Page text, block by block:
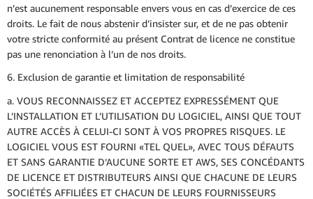
n’est aucunement responsable envers vous en cas d’exercice de ces
droits. Le fait de nous abstenir d’insister sur, et de ne pas obtenir
votre stricte conformité au présent Contrat de licence ne constitue
pas une renonciation à l’un de nos droits.
6. Exclusion de garantie et limitation de responsabilité
a. VOUS RECONNAISSEZ ET ACCEPTEZ EXPRESSÉMENT QUE
L’INSTALLATION ET L’UTILISATION DU LOGICIEL, AINSI QUE TOUT
AUTRE ACCÈS À CELUI-CI SONT À VOS PROPRES RISQUES. LE
LOGICIEL VOUS EST FOURNI «TEL QUEL», AVEC TOUS DÉFAUTS
ET SANS GARANTIE D’AUCUNE SORTE ET AWS, SES CONCÉDANTS
DE LICENCE ET DISTRIBUTEURS AINSI QUE CHACUNE DE LEURS
SOCIÉTÉS AFFILIÉES ET CHACUN DE LEURS FOURNISSEURS